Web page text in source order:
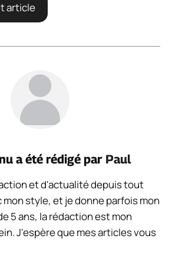
article
a été rédigé par Paul
et d'actualité depuis tout
style, et je donne parfois mon
5 ans, la rédaction est mon
J'espère que mes articles vous